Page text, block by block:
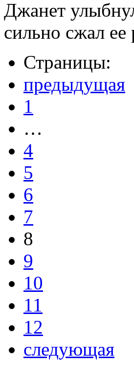
Джанет
сильно сжал ее
Страницы:
предыдущая
1
…
4
5
6
7
8
9
10
11
12
следующая